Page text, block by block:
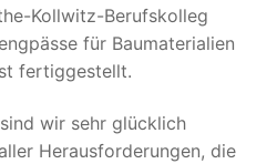
Kollwitz-Berufskolleg
für Baumaterialien
fertiggestellt.
wir sehr glücklich
Herausforderungen, die